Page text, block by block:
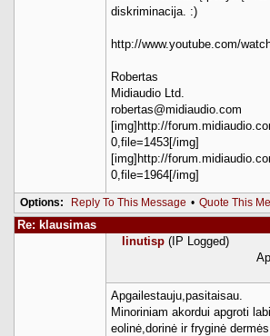
diskriminacija. :)
http://www.youtube.com/
Robertas
Midiaudio Ltd.
robertas@midiaudio.com
[img]http://
0,file=1453[/img]
[img]http://
0,file=1964[/img]
Options: Reply To This Message • Quote This
Re: klausimas
linutisp (IP Logged)
Apgailestauju,pasitaisau.
Minoriniam akordui apgroti
eolinė,dorinė ir fryginė